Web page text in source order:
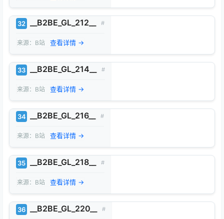
32 __B2BE_GL_212__ #
来源：B站 查看详情 →
33 __B2BE_GL_214__ #
来源：B站 查看详情 →
34 __B2BE_GL_216__ #
来源：B站 查看详情 →
35 __B2BE_GL_218__ #
来源：B站 查看详情 →
36 __B2BE_GL_220__ #